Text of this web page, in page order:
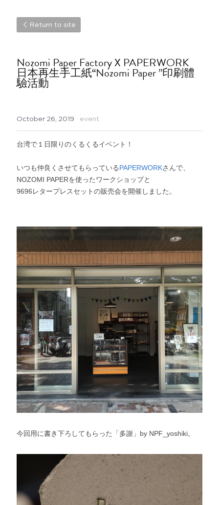
Return to site
Nozomi Paper Factory X PAPERWORK
日本再生手工紙“Nozomi Paper ”印刷體
驗活動
October 26, 2019 · event
台湾で１日限りのくるくるイベント！
いつも仲良くさせてもらっているPAPERWORKさんで、
NOZOMI PAPERを使ったワークショップと
9696レタープレスセットの販売会を開催しました。
今回用に書き下ろしてもらった「多謝」by NPF_yoshiki。